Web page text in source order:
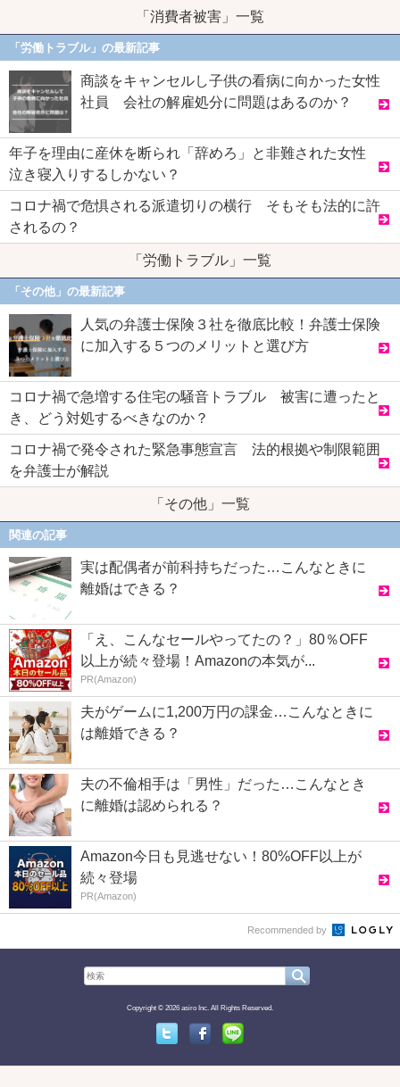
「消費者被害」一覧
「労働トラブル」の最新記事
商談をキャンセルし子供の看病に向かった女性
社員 会社の解雇処分に問題はあるのか？
年子を理由に産休を断られ「辞めろ」と非難された女性
泣き寝入りするしかない？
コロナ禍で危惧される派遣切りの横行 そもそも法的に許
されるの？
「労働トラブル」一覧
「その他」の最新記事
人気の弁護士保険３社を徹底比較！弁護士保険
に加入する５つのメリットと選び方
コロナ禍で急増する住宅の騒音トラブル 被害に遭ったと
き、どう対処するべきなのか？
コロナ禍で発令された緊急事態宣言 法的根拠や制限範囲
を弁護士が解説
「その他」一覧
関連の記事
実は配偶者が前科持ちだった…こんなときに
離婚はできる？
「え、こんなセールやってたの？」80％OFF
以上が続々登場！Amazonの本気が...
PR(Amazon)
夫がゲームに1,200万円の課金…こんなときに
は離婚できる？
夫の不倫相手は「男性」だった…こんなとき
に離婚は認められる？
Amazon今日も見逃せない！80%OFF以上が
続々登場
PR(Amazon)
Recommended by
Copyright © 2026 asiro Inc. All Rights Reserved.